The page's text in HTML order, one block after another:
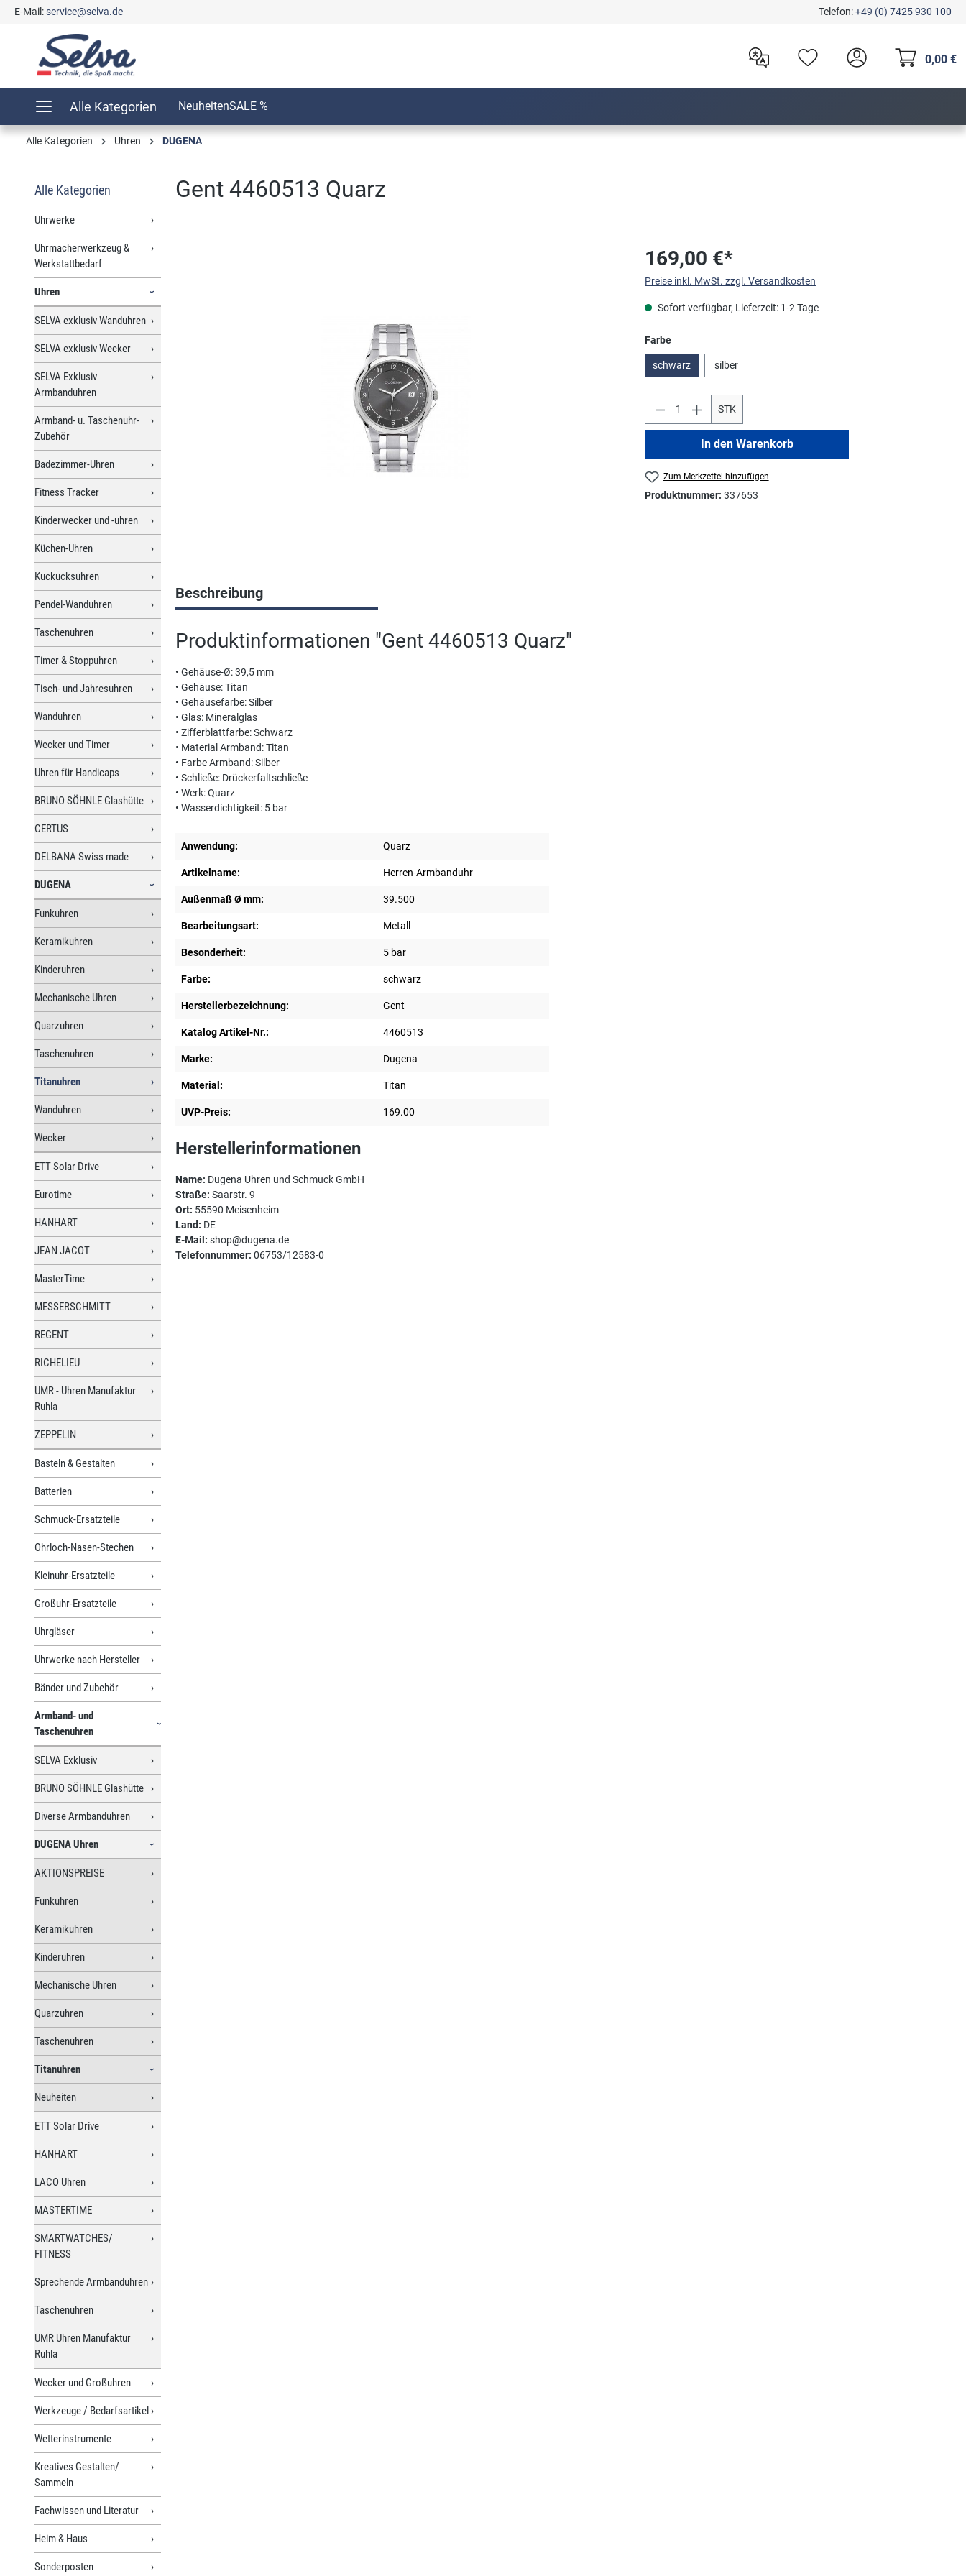
Zur Hauptnavigation springen
E-Mail:service@selva.de Telefon:+49 (0) 7425 930 100
0,00 €
Alle Kategorien NeuheitenSALE %
Alle Kategorien Uhren DUGENA
Alle Kategorien
Uhrwerke
Uhrmacherwerkzeug &
Werkstattbedarf
Uhren
SELVA exklusiv Wanduhren
SELVA exklusiv Wecker
SELVA Exklusiv
Armbanduhren
Armband- u. Taschenuhr-
Zubehör
Badezimmer-Uhren
Fitness Tracker
Kinderwecker und -uhren
Küchen-Uhren
Kuckucksuhren
Pendel-Wanduhren
Taschenuhren
Timer & Stoppuhren
Tisch- und Jahresuhren
Wanduhren
Wecker und Timer
Uhren für Handicaps
BRUNO SÖHNLE Glashütte
CERTUS
DELBANA Swiss made
DUGENA
Funkuhren
Keramikuhren
Kinderuhren
Mechanische Uhren
Quarzuhren
Taschenuhren
Titanuhren
Wanduhren
Wecker
ETT Solar Drive
Eurotime
HANHART
JEAN JACOT
MasterTime
MESSERSCHMITT
REGENT
RICHELIEU
UMR - Uhren Manufaktur
Ruhla
ZEPPELIN
Basteln & Gestalten
Batterien
Schmuck-Ersatzteile
Ohrloch-Nasen-Stechen
Kleinuhr-Ersatzteile
Großuhr-Ersatzteile
Uhrgläser
Uhrwerke nach Hersteller
Bänder und Zubehör
Armband- und
Taschenuhren
SELVA Exklusiv
BRUNO SÖHNLE Glashütte
Diverse Armbanduhren
DUGENA Uhren
AKTIONSPREISE
Funkuhren
Keramikuhren
Kinderuhren
Mechanische Uhren
Quarzuhren
Taschenuhren
Titanuhren
Neuheiten
ETT Solar Drive
HANHART
LACO Uhren
MASTERTIME
SMARTWATCHES/
FITNESS
Sprechende Armbanduhren
Taschenuhren
UMR Uhren Manufaktur
Ruhla
Wecker und Großuhren
Werkzeuge / Bedarfsartikel
Wetterinstrumente
Kreatives Gestalten/
Sammeln
Fachwissen und Literatur
Heim & Haus
Sonderposten
Gent 4460513 Quarz
169,00 €*
Preise inkl. MwSt. zzgl. Versandkosten
Sofort verfügbar, Lieferzeit: 1-2 Tage
Farbeauswählen
schwarz silber
STK
In den Warenkorb
Zum Merkzettel hinzufügen
Produktnummer:337653
Beschreibung
Produktinformationen "Gent 4460513 Quarz"
• Gehäuse-Ø: 39,5 mm
• Gehäuse: Titan
• Gehäusefarbe: Silber
• Glas: Mineralglas
• Zifferblattfarbe: Schwarz
• Material Armband: Titan
• Farbe Armband: Silber
• Schließe: Drückerfaltschließe
• Werk: Quarz
• Wasserdichtigkeit: 5 bar
Anwendung: Quarz
Artikelname: Herren-Armbanduhr
Außenmaß Ø mm: 39.500
Bearbeitungsart: Metall
Besonderheit: 5 bar
Farbe: schwarz
Herstellerbezeichnung: Gent
Katalog Artikel-Nr.: 4460513
Marke: Dugena
Material: Titan
UVP-Preis: 169.00
Herstellerinformationen
Name: Dugena Uhren und Schmuck GmbH
Straße: Saarstr. 9
Ort: 55590 Meisenheim
Land: DE
E-Mail: shop@dugena.de
Telefonnummer: 06753/12583-0